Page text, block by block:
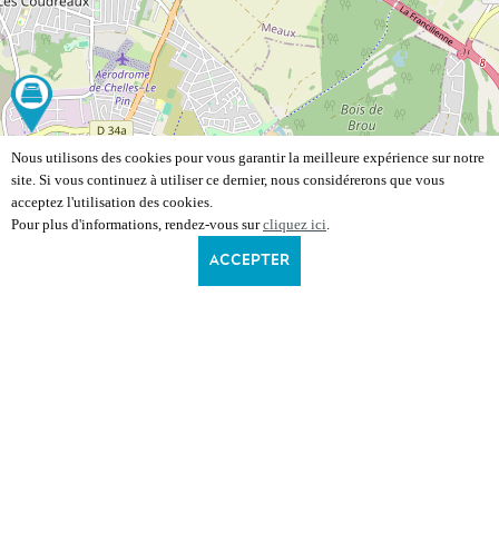
Nous utilisons des cookies pour vous garantir la meilleure expérience sur notre
site. Si vous continuez à utiliser ce dernier, nous considérerons que vous
acceptez l'utilisation des cookies.
Pour plus d'informations, rendez-vous surcliquez ici.
ACCEPTER